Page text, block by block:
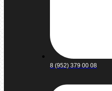
8 (952) 379 00 08